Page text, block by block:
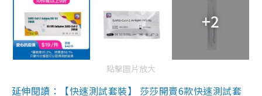
+2
點擊圖片放大
延伸閱讀：【快速測試套裝】 莎莎開賣6款快速測試套